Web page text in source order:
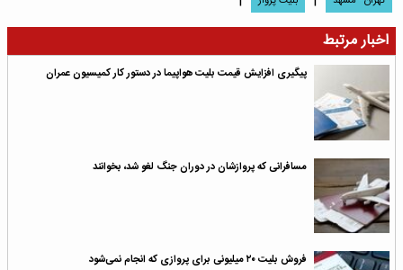
اخبار مرتبط
پیگیری افزایش قیمت بلیت هواپیما در دستور کار کمیسیون عمران
مسافرانی که پروازشان در دوران جنگ لغو شد، بخوانند
فروش بلیت ۲۰ میلیونی برای پروازی که انجام نمی‌شود